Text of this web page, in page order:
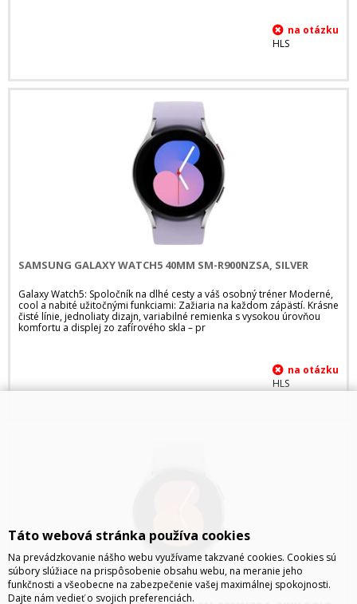
HLS
SAMSUNG GALAXY WATCH5 40MM SM-R900NZSA, SILVER
Galaxy Watch5: Spoločník na dlhé cesty a váš osobný tréner Moderné,
cool a nabité užitočnými funkciami: Zažiaria na každom zápästí. Krásne
čisté línie, jednoliaty dizajn, variabilné remienka s vysokou úrovňou
komfortu a displej zo zafírového skla – pr
HLS
Táto webová stránka používa cookies
Na prevádzkovanie nášho webu využívame takzvané cookies. Cookies sú
súbory slúžiace na prispôsobenie obsahu webu, na meranie jeho
funkčnosti a všeobecne na zabezpečenie vašej maximálnej spokojnosti.
Dajte nám vedieť o svojich preferenciách.